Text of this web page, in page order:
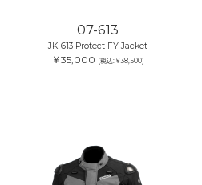
07-613
JK-613 Protect FY Jacket
￥35,000 (税込:￥38,500)